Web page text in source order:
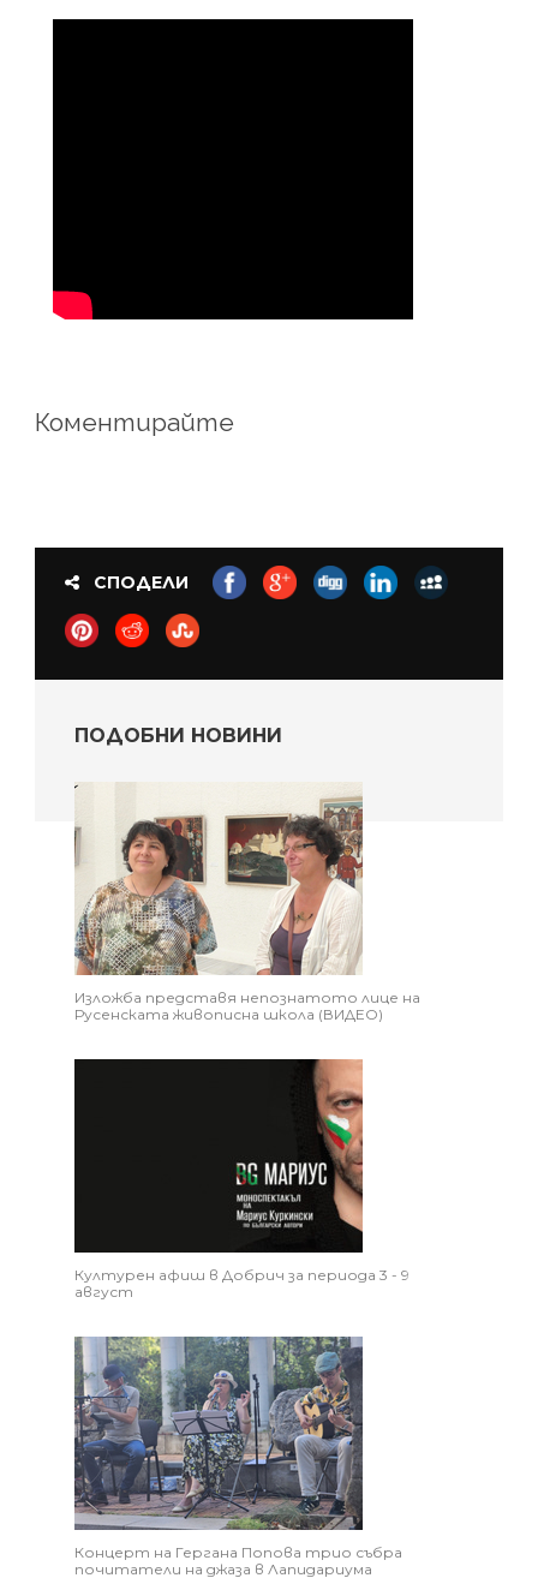
Коментирайте
СПОДЕЛИ
ПОДОБНИ НОВИНИ
Изложба представя непознатото лице на
Русенската живописна школа (ВИДЕО)
Културен афиш в Добрич за периода 3 - 9
август
Концерт на Гергана Попова трио събра
почитатели на джаза в Лапидариума